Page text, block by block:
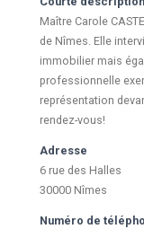
Maître Carole
de Nîmes. Elle
immobilier mais
professionnelle
représentation
rendez-vous!
Adresse
6 rue des Halles
30000 Nîmes
Numéro de